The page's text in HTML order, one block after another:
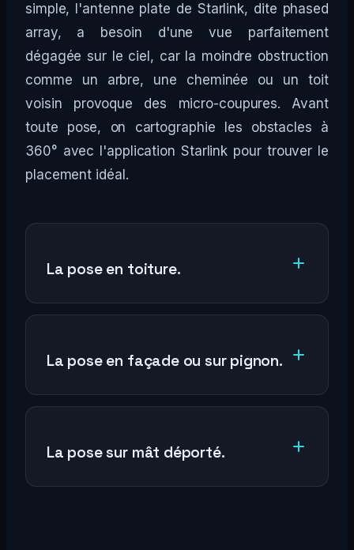
simple, l'antenne plate de Starlink, dite phased
array, a besoin d'une vue parfaitement
dégagée sur le ciel, car la moindre obstruction
comme un arbre, une cheminée ou un toit
voisin provoque des micro-coupures. Avant
toute pose, on cartographie les obstacles à
360° avec l'application Starlink pour trouver le
placement idéal.
La pose en toiture.
La pose en façade ou sur pignon.
La pose sur mât déporté.